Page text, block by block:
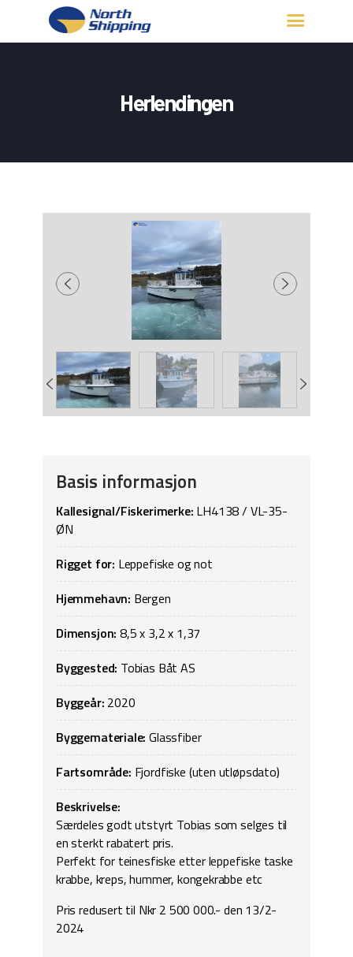
Herlendingen
KONTAKT OSS
Basis informasjon
Kallesignal/Fiskerimerke: LH4138 / VL-35-
ØN
Rigget for: Leppefiske og not
Hjemmehavn: Bergen
Dimensjon:8,5 x 3,2 x 1,37
Byggested: Tobias Båt AS
Byggeår: 2020
Byggemateriale:Glassfiber
Fartsområde: Fjordfiske (uten utløpsdato)
Beskrivelse:
Særdeles godt utstyrt Tobias som selges til
en sterkt rabatert pris.
Perfekt for teinesfiske etter leppefiske taske
krabbe, kreps, hummer, kongekrabbe etc
Pris redusert til Nkr 2 500 000.- den 13/2-
2024